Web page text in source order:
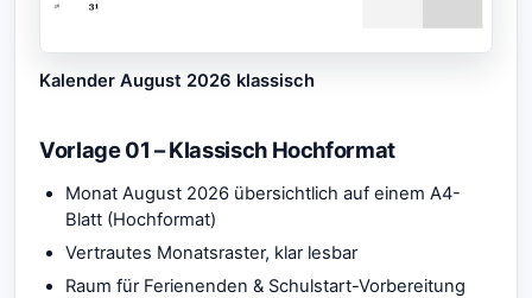
Kalender August 2026 klassisch
Vorlage 01 – Klassisch Hochformat
Monat August 2026 übersichtlich auf einem A4-
Blatt (Hochformat)
Vertrautes Monatsraster, klar lesbar
Raum für Ferienenden & Schulstart-Vorbereitung